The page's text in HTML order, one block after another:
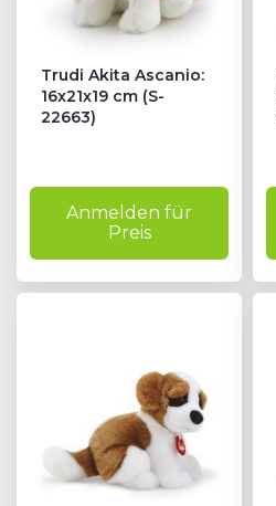
Trudi Akita Ascanio:
16x21x19 cm (S-
22663)
Anmelden für
Preis